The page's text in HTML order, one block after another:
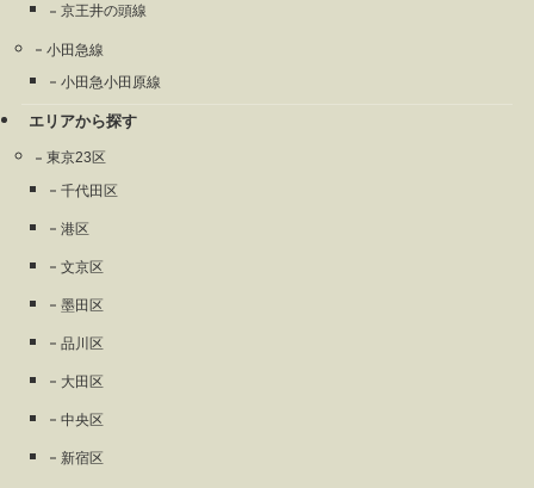
京王井の頭線
小田急線
小田急小田原線
エリアから探す
東京23区
千代田区
港区
文京区
墨田区
品川区
大田区
中央区
新宿区